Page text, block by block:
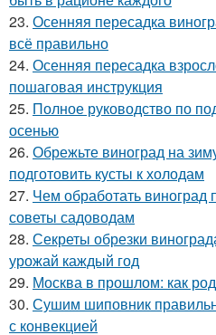
23. Осенняя пересадка
всё правильно
24. Осенняя пересадка
пошаговая инструкция
25. Полное руководство по
осенью
26. Обрежьте виноград на
подготовить кусты к холодам
27. Чем обработать виноград
советы садоводам
28. Секреты обрезки
урожай каждый год
29. Москва в прошлом: как
30. Сушим шиповник
с конвекцией